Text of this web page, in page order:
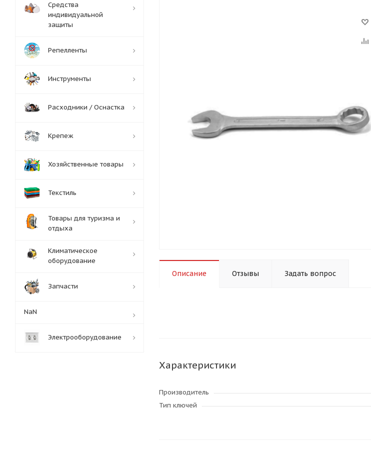
Описание Отзывы Задать вопрос
Характеристики
Производитель
Тип ключей
Средства
индивидуальной
защиты
Репелленты
Инструменты
Расходники / Оснастка
Крепеж
Хозяйственные товары
Текстиль
Товары для туризма и
отдыха
Климатическое
оборудование
Запчасти
NaN
Электрооборудование